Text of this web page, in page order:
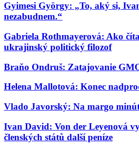
Gyimesi György: „To, aký si,
nezabudnem.“
Gabriela Rothmayerová: Ako
ukrajinský politický filozof
Braňo Ondruš: Zatajovanie
Helena Mallotová: Konec
Vlado Javorský: Na margo
Ivan David: Von der Leyenová
členských států další peníze